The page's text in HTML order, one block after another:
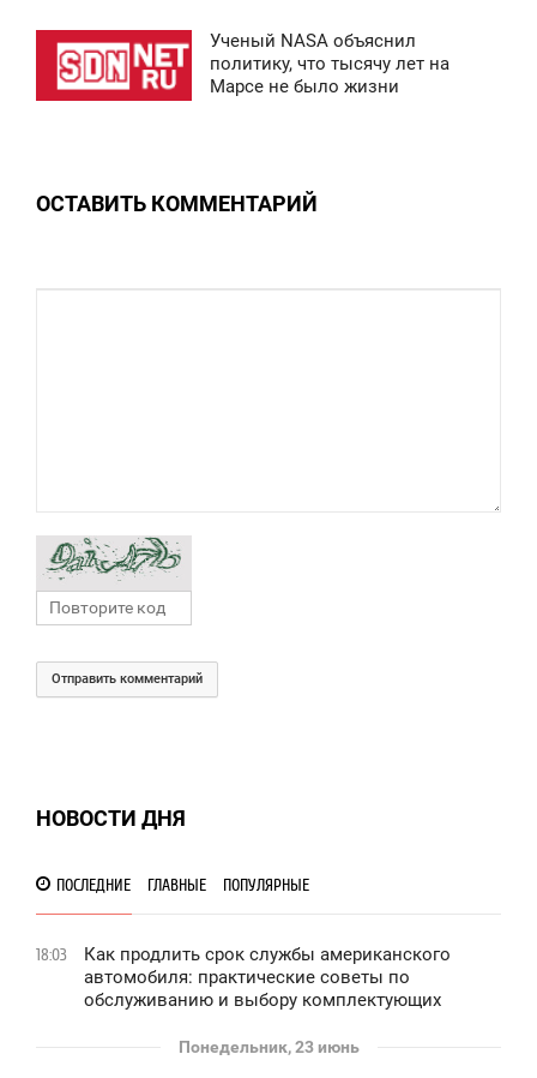
Ученый NASA объяснил
политику, что тысячу лет на
Марсе не было жизни
ОСТАВИТЬ КОММЕНТАРИЙ
Отправить комментарий
НОВОСТИ ДНЯ
ПОСЛЕДНИЕ ГЛАВНЫЕ ПОПУЛЯРНЫЕ
18:03
Как продлить срок службы американского
автомобиля: практические советы по
обслуживанию и выбору комплектующих
Понедельник, 23 июнь